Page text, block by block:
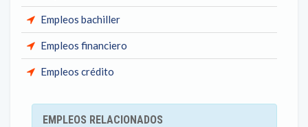
Empleos bachiller
Empleos financiero
Empleos crédito
EMPLEOS RELACIONADOS